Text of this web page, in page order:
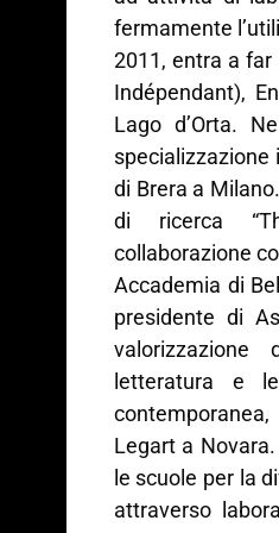
fermamente
2011, entra a far
Indépendant),
Lago d’Orta.
specializzazione
di Brera a
di ricerca
collaborazione
Accademia di
presidente di
letteratura e
Legart a
le scuole per la
attraverso